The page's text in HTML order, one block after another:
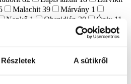
Részletek A sütikről
Malachit 39 Márvány 1
Napkő 1 Obszidián 30 Ónix 11
Realgár1
Riolit
Rubellit1
4 Shungit17 Szelenit63
Szfalerit Szodalit9 Tektit